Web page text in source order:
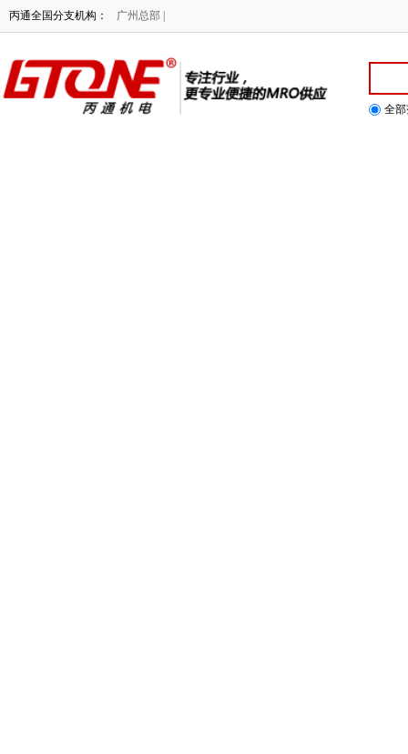
丙通全国分支机构： 广州总部 |
注行业，提供更专业便捷的MRO供应！
全